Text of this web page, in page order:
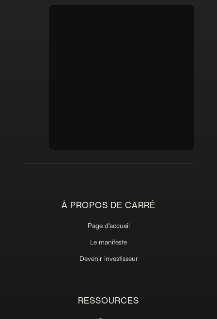
À PROPOS DE CARRÉ
Page d'accueil
Le manifeste
Devenir investisseur
RESSOURCES